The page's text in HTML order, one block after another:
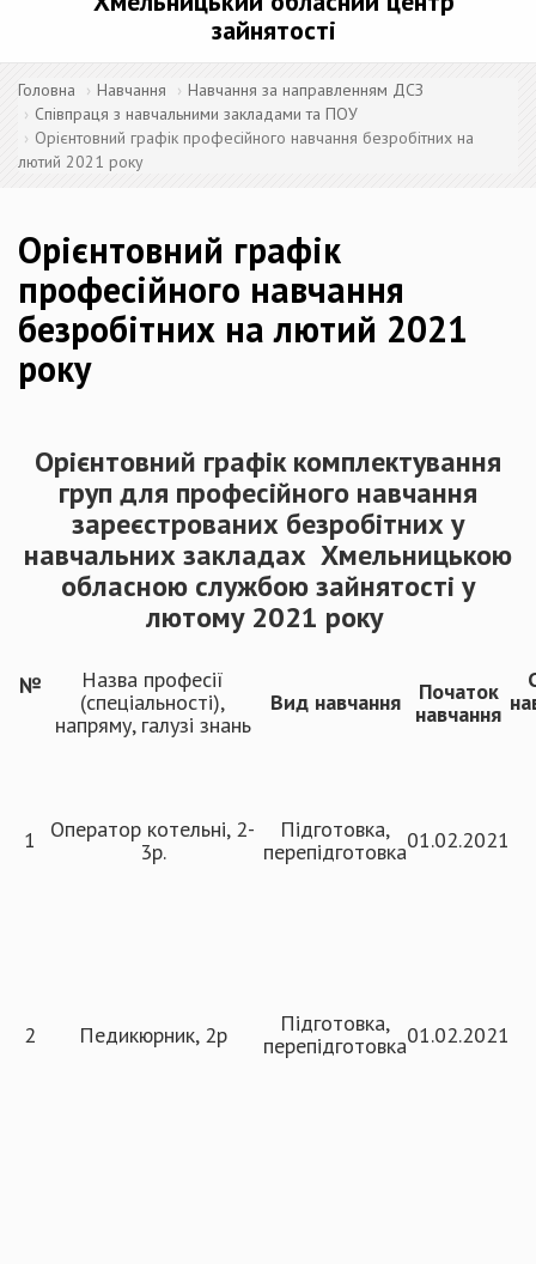
зайнятості
Головна Навчання
Навчання за направленням ДСЗ
Співпраця з навчальними закладами та ПОУ
Орієнтовний графік професійного навчання безробітних на
лютий 2021 року
Орієнтовний графік
професійного навчання
безробітних на лютий 2021
року
Орієнтовний графік комплектування
груп для професійного навчання
зареєстрованих безробітних у
навчальних закладах Хмельницькою
обласною службою зайнятості у
лютому 2021 року
№
Назва професії
(спеціальності),
напряму, галузі знань
Вид навчання
Початок
навчання
1
Оператор котельні, 2-
3р.
Підготовка,
перепідготовка01.02.2021
2 Педикюрник, 2р
Підготовка,
перепідготовка01.02.2021